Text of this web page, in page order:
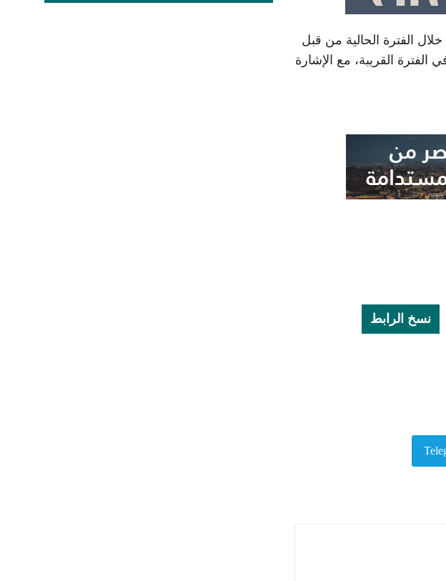
الفترة الحالية من قبل
القريبة، مع الإشارة
نسخ الرابط